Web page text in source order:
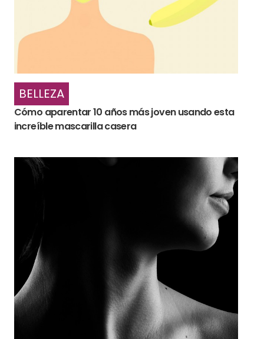
BELLEZA
Cómo aparentar 10 años más joven usando esta
increíble mascarilla casera